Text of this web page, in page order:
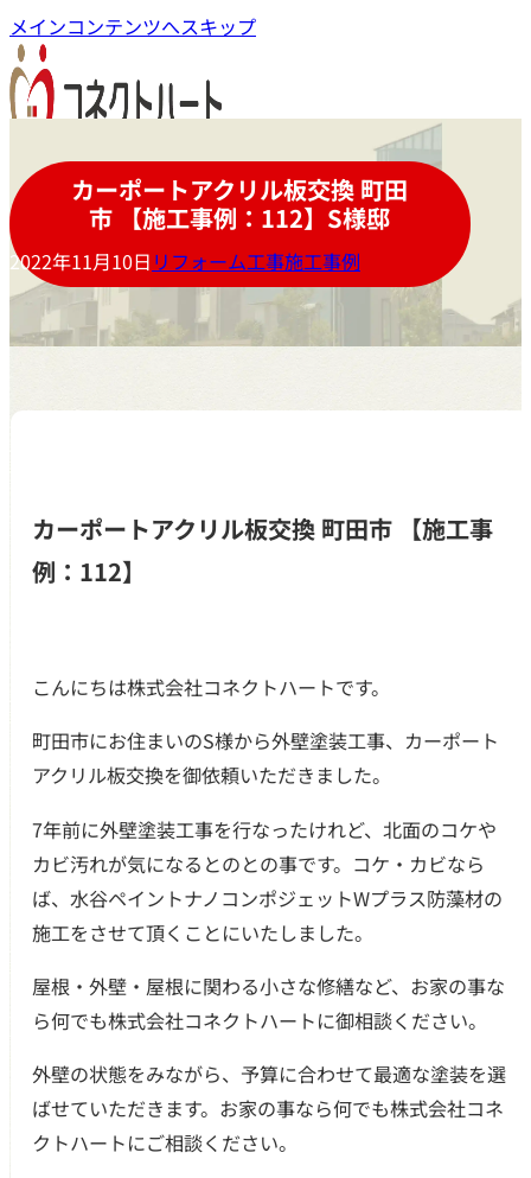
メインコンテンツへスキップ
クチコミ
カーポートアクリル板交換 町田
市 【施工事例：112】S様邸
2022年11月10日 リフォーム工事施工事例
カーポートアクリル板交換 町田市 【施工事
例：112】
こんにちは株式会社コネクトハートです。
町田市にお住まいのS様から外壁塗装工事、カーポート
アクリル板交換を御依頼いただきました。
7年前に外壁塗装工事を行なったけれど、北面のコケや
カビ汚れが気になるとのとの事です。コケ・カビなら
ば、水谷ペイントナノコンポジェットWプラス防藻材の
施工をさせて頂くことにいたしました。
屋根・外壁・屋根に関わる小さな修繕など、お家の事な
ら何でも株式会社コネクトハートに御相談ください。
外壁の状態をみながら、予算に合わせて最適な塗装を選
ばせていただきます。お家の事なら何でも株式会社コネ
クトハートにご相談ください。